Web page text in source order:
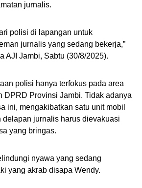
jurnalis.
polisi di lapangan untuk
jurnalis yang sedang bekerja,”
AJI Jambi, Sabtu (30/8/2025).
polisi hanya terfokus pada area
DPRD Provinsi Jambi. Tidak adanya
ini, mengakibatkan satu unit mobil
delapan jurnalis harus dievakuasi
yang bringas.
nyawa yang sedang
yang akrab disapa Wendy.